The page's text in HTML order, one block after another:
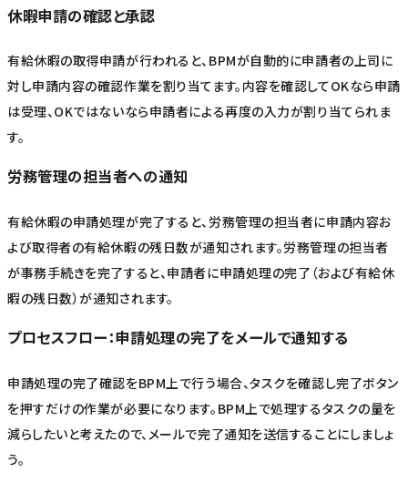
休暇申請の確認と承認
有給休暇の取得申請が行われると、BPMが自動的に申請者の上司に
対し申請内容の確認作業を割り当てます。内容を確認してOKなら申請
は受理、OKではないなら申請者による再度の入力が割り当てられま
す。
労務管理の担当者への通知
有給休暇の申請処理が完了すると、労務管理の担当者に申請内容お
よび取得者の有給休暇の残日数が通知されます。労務管理の担当者
が事務手続きを完了すると、申請者に申請処理の完了（および有給休
暇の残日数）が通知されます。
プロセスフロー：申請処理の完了をメールで通知する
申請処理の完了確認をBPM上で行う場合、タスクを確認し完了ボタン
を押すだけの作業が必要になります。BPM上で処理するタスクの量を
減らしたいと考えたので、メールで完了通知を送信することにしましょ
う。